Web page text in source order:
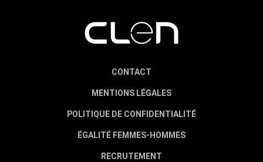
CONTACT
MENTIONS LÉGALES
POLITIQUE DE CONFIDENTIALITÉ
ÉGALITÉ FEMMES-HOMMES
RECRUTEMENT